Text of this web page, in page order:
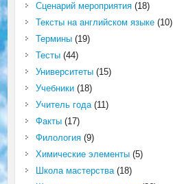
Сценарий мероприятия(18)
Тексты на английском языке(10)
Термины(19)
Тесты(44)
Университеты(15)
Учебники(18)
Учитель года(11)
Факты(17)
Филология(9)
Химические элементы(5)
Школа мастерства(18)